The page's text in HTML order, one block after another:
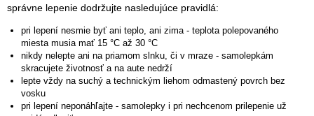
správne lepenie dodržujte nasledujúce pravidlá:
pri lepení nesmie byť ani teplo, ani zima - teplota polepovaného
miesta musia mať 15 °C až 30 °C
nikdy nelepte ani na priamom slnku, či v mraze - samolepkám
skracujete životnosť a na aute nedrží
lepte vždy na suchý a technickým liehom odmastený povrch bez
vosku
pri lepení neponáhľajte - samolepky i pri nechcenom prilepenie už